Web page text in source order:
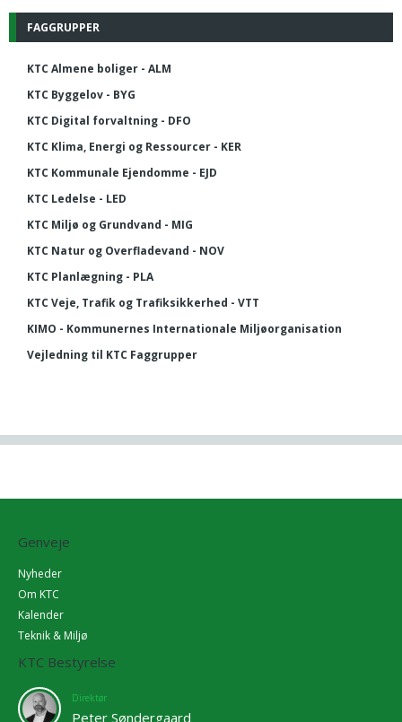
FAGGRUPPER
KTC Almene boliger - ALM
KTC Byggelov - BYG
KTC Digital forvaltning - DFO
KTC Klima, Energi og Ressourcer - KER
KTC Kommunale Ejendomme - EJD
KTC Ledelse - LED
KTC Miljø og Grundvand - MIG
KTC Natur og Overfladevand - NOV
KTC Planlægning - PLA
KTC Veje, Trafik og Trafiksikkerhed - VTT
KIMO - Kommunernes Internationale Miljøorganisation
Vejledning til KTC Faggrupper
Genveje
Nyheder
Om KTC
Kalender
Teknik & Miljø
KTC Bestyrelse
Direktør
Peter Søndergaard